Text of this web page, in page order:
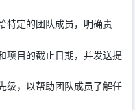
特定的团队成员，明确责
项目的截止日期，并发送提
级，以帮助团队成员了解任